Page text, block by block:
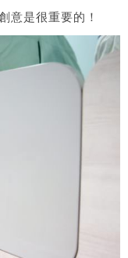
意是很重要的！